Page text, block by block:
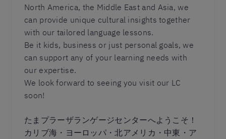
North America, the Middle East and Asia, we
can provide unique cultural insights together
with our tailored language lessons.
Be it kids, business or just personal goals, we
can support any of your learning needs with
our expertise.
We look forward to seeing you visit our LC
soon!
たまプラーザランゲージセンターへようこそ！
カリブ海・ヨーロッパ・北アメリカ・中東・ア